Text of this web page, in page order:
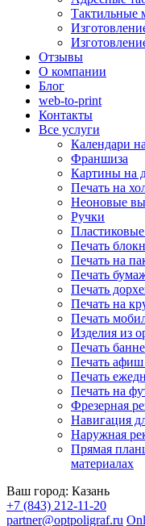
Тактильные
Отзывы
О компании
Блог
web-to-print
Контакты
Все услуги
Календари
Франшиза
Картины на
Печать на
Неоновые
Ручки
Печать
Печать на
Печать
Печать
Печать на
Печать
Изделия из
Печать
Печать афиш
Печать
Печать на
Фрезерная
Навигация
Наружная
Прямая
материалах
Ваш город: Казань
+7 (843) 212-11-20
partner@optpoligraf.ru